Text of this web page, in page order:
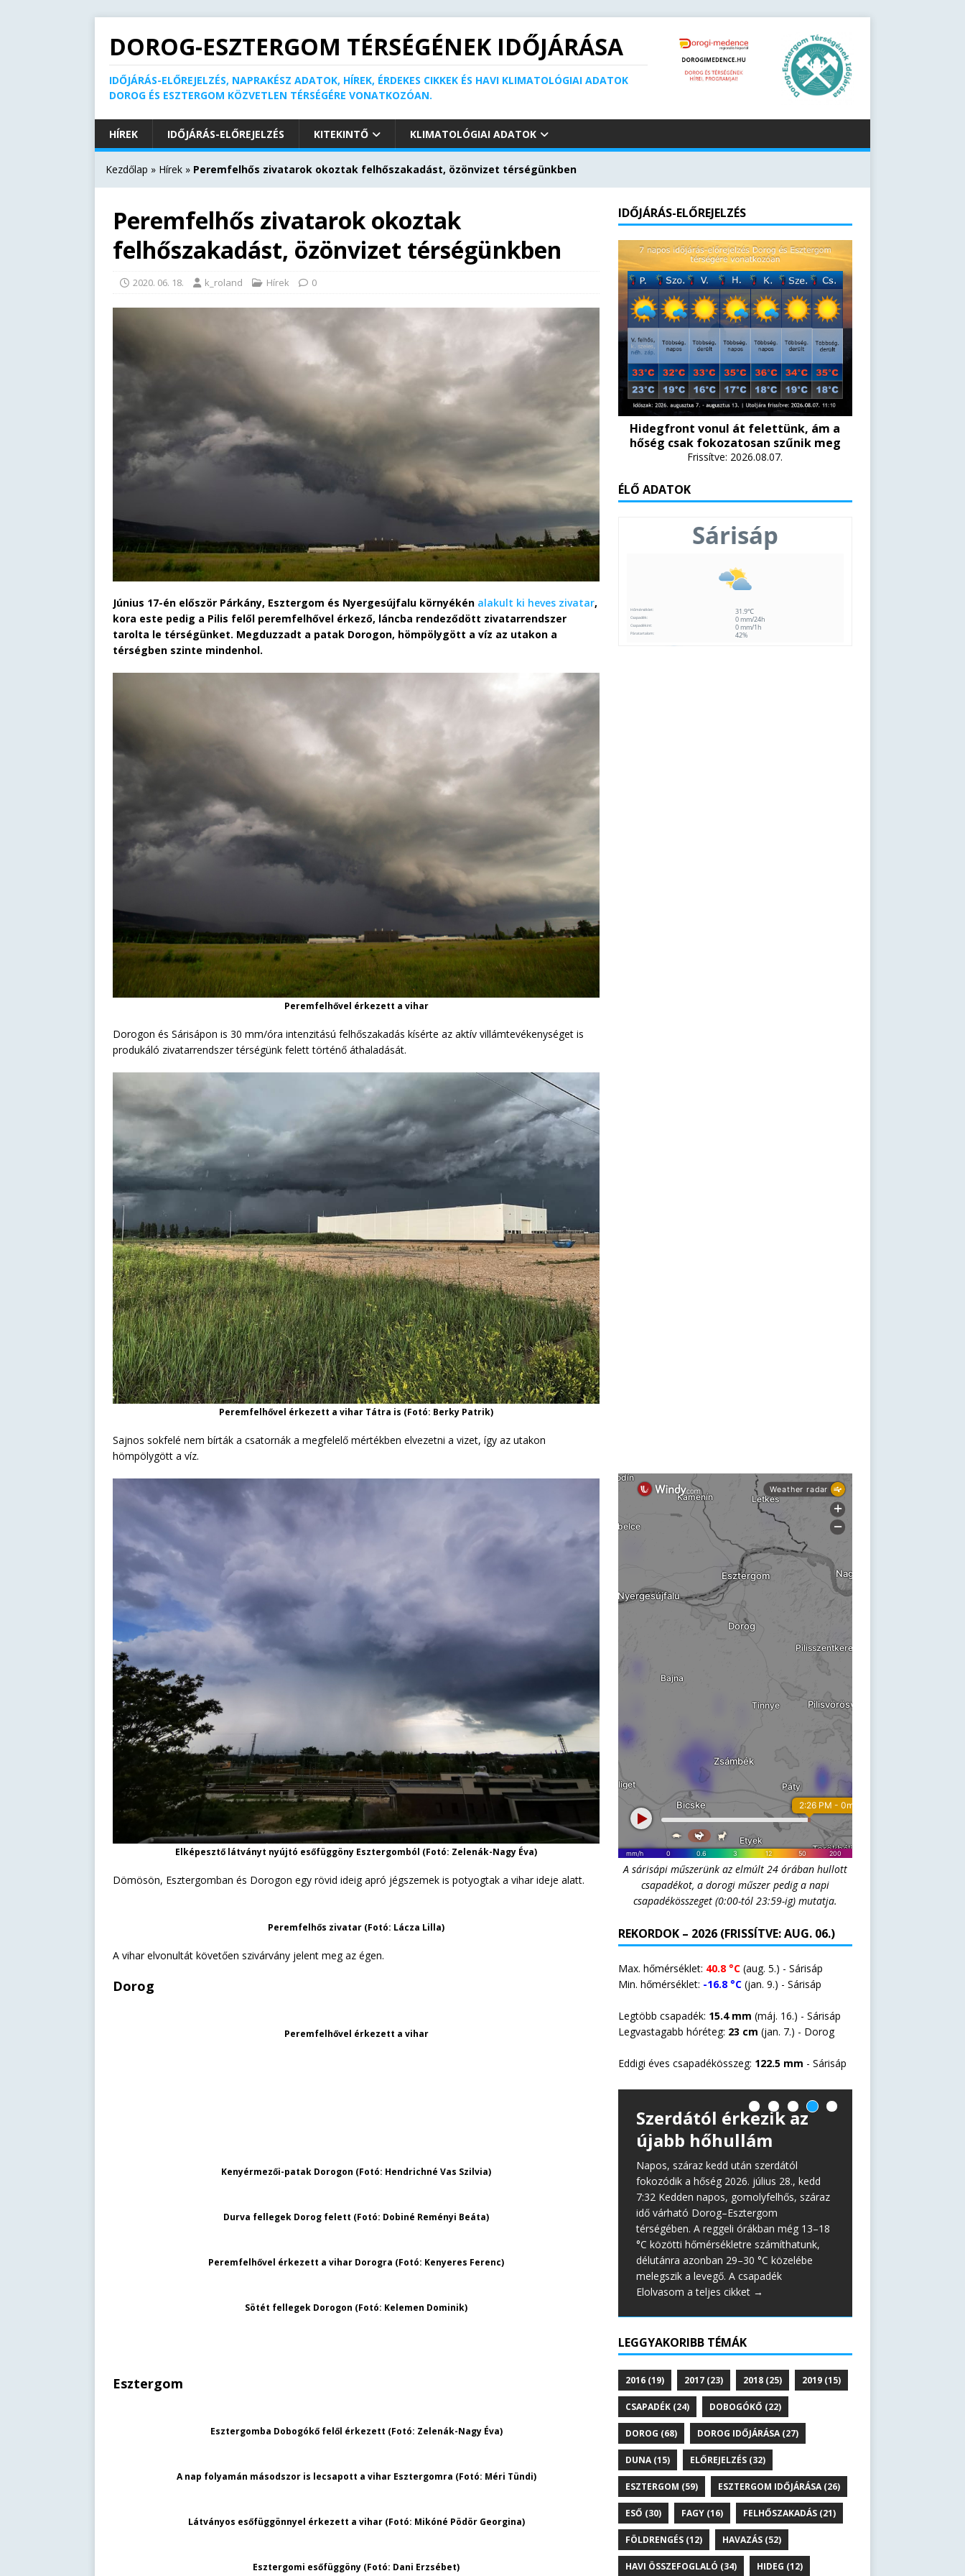
DOROG-ESZTERGOM TÉRSÉGÉNEK IDŐJÁRÁSA
IDŐJÁRÁS-ELŐREJELZÉS, NAPRAKÉSZ ADATOK, HÍREK, ÉRDEKES CIKKEK ÉS HAVI KLIMATOLÓGIAI ADATOK
DOROG ÉS ESZTERGOM KÖZVETLEN TÉRSÉGÉRE VONATKOZÓAN.
HÍREK IDŐJÁRÁS-ELŐREJELZÉS KITEKINTŐ KLIMATOLÓGIAI ADATOK
Kezdőlap » Hírek » Peremfelhős zivatarok okoztak felhőszakadást, özönvizet térségünkben
Peremfelhős zivatarok okoztak
felhőszakadást, özönvizet térségünkben
2020. 06. 18. k_roland Hírek 0
Június 17-én először Párkány, Esztergom és Nyergesújfalu környékén alakult ki heves zivatar,
kora este pedig a Pilis felől peremfelhővel érkező, láncba rendeződött zivatarrendszer
tarolta le térségünket. Megduzzadt a patak Dorogon, hömpölygött a víz az utakon a
térségben szinte mindenhol.
Peremfelhővel érkezett a vihar
Dorogon és Sárisápon is 30 mm/óra intenzitású felhőszakadás kísérte az aktív villámtevékenységet is
produkáló zivatarrendszer térségünk felett történő áthaladását.
Peremfelhővel érkezett a vihar Tátra is (Fotó: Berky Patrik)
Sajnos sokfelé nem bírták a csatornák a megfelelő mértékben elvezetni a vizet, így az utakon
hömpölygött a víz.
Elképesztő látványt nyújtó esőfüggöny Esztergomból (Fotó: Zelenák-Nagy Éva)
Dömösön, Esztergomban és Dorogon egy rövid ideig apró jégszemek is potyogtak a vihar ideje alatt.
Peremfelhős zivatar (Fotó: Lácza Lilla)
A vihar elvonultát követően szivárvány jelent meg az égen.
Dorog
Peremfelhővel érkezett a vihar
Kenyérmezői-patak Dorogon (Fotó: Hendrichné Vas Szilvia)
Durva fellegek Dorog felett (Fotó: Dobiné Reményi Beáta)
Peremfelhővel érkezett a vihar Dorogra (Fotó: Kenyeres Ferenc)
Sötét fellegek Dorogon (Fotó: Kelemen Dominik)
Esztergom
Esztergomba Dobogókő felől érkezett (Fotó: Zelenák-Nagy Éva)
A nap folyamán másodszor is lecsapott a vihar Esztergomra (Fotó: Méri Tündi)
Látványos esőfüggönnyel érkezett a vihar (Fotó: Mikóné Pödör Georgina)
Esztergomi esőfüggöny (Fotó: Dani Erzsébet)
IDŐJÁRÁS-ELŐREJELZÉS
Hidegfront vonul át felettünk, ám a
hőség csak fokozatosan szűnik meg
Frissítve: 2026.08.07.
ÉLŐ ADATOK
A sárisápi műszerünk az elmúlt 24 órában hullott
csapadékot, a dorogi műszer pedig a napi
csapadékösszeget (0:00-tól 23:59-ig) mutatja.
REKORDOK – 2026 (FRISSÍTVE: AUG. 06.)
Max. hőmérséklet: 40.8 °C(aug. 5.) - Sárisáp
Min. hőmérséklet: -16.8 °C(jan. 9.) - Sárisáp
Legtöbb csapadék: 15.4 mm (máj. 16.) - Sárisáp
Legvastagabb hóréteg: 23 cm (jan. 7.) - Dorog
Eddigi éves csapadékösszeg: 122.5 mm - Sárisáp
Szerdától érkezik az
újabb hőhullám
Napos, száraz kedd után szerdától
fokozódik a hőség 2026. július 28., kedd
7:32 Kedden napos, gomolyfelhős, száraz
idő várható Dorog–Esztergom
térségében. A reggeli órákban még 13–18
°C közötti hőmérsékletre számíthatunk,
délutánra azonban 29–30 °C közelébe
melegszik a levegő. A csapadék
Elolvasom a teljes cikket →
LEGGYAKORIBB TÉMÁK
2016(19) 2017(23) 2018(25) 2019(15)
CSAPADÉK(24) DOBOGÓKŐ (22)
DOROG (68) DOROG IDŐJÁRÁSA(27)
DUNA(15) ELŐREJELZÉS(32)
ESZTERGOM (59) ESZTERGOM IDŐJÁRÁSA(26)
ESŐ (30) FAGY(16) FELHŐSZAKADÁS(21)
FÖLDRENGÉS(12) HAVAZÁS(52)
HAVI ÖSSZEFOGLALÓ (34) HIDEG (12)